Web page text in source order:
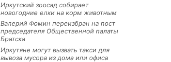
Иркутский зоосад собирает
новогодние елки на корм животным
Валерий Фомин переизбран на пост
председателя Общественной палаты
Братска
Иркутяне могут вызвать такси для
вывоза мусора из дома или офиса